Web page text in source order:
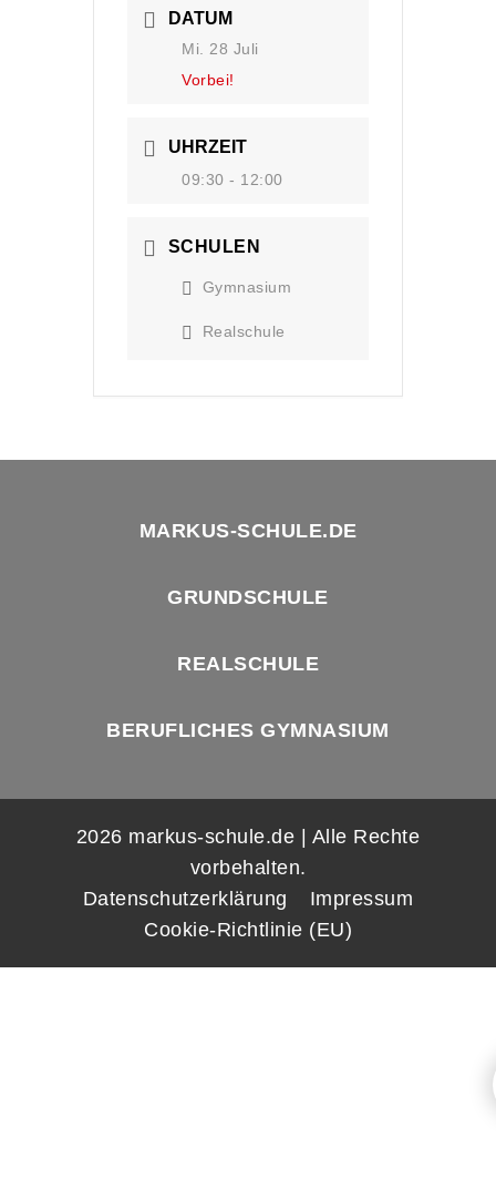
DATUM
Mi. 28 Juli
Vorbei!
UHRZEIT
09:30 - 12:00
SCHULEN
Gymnasium
Realschule
MARKUS-SCHULE.DE
GRUNDSCHULE
REALSCHULE
BERUFLICHES GYMNASIUM
2026 markus-schule.de | Alle Rechte
vorbehalten.
Datenschutzerklärung
Impressum
Cookie-Richtlinie (EU)